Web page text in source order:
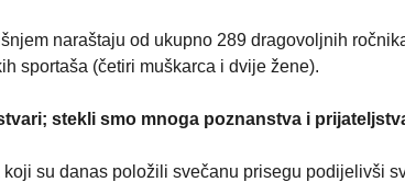
naraštaju od ukupno 289 dragovoljnih
sportaša (četiri muškarca i dvije žene).
stekli smo mnoga poznanstva i
su danas položili svečanu prisegu podijelivši